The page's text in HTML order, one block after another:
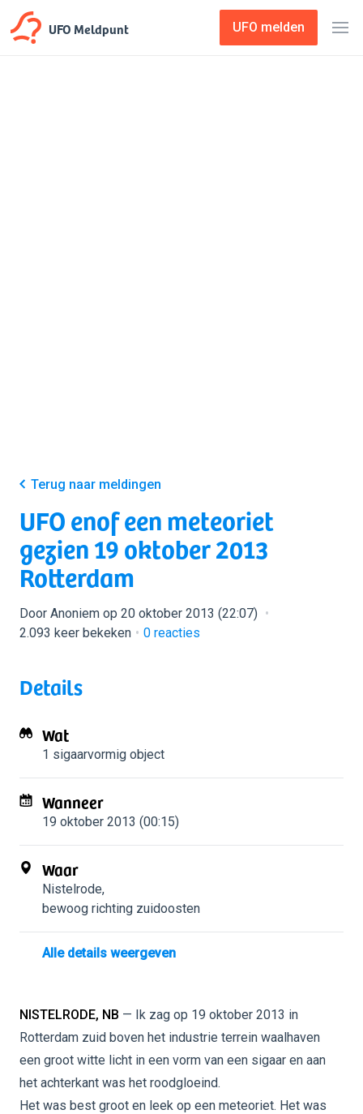
UFO Meldpunt UFO melden
Terug naar meldingen
UFO enof een meteoriet
gezien 19 oktober 2013
Rotterdam
Door Anoniem op 20 oktober 2013 (22:07)
2.093 keer bekeken
0 reacties
Details
Wat
1 sigaarvormig object
Wanneer
19 oktober 2013 (00:15)
Waar
Nistelrode,
bewoog richting zuidoosten
Alle details weergeven
NISTELRODE, NB — Ik zag op 19 oktober 2013 in
Rotterdam zuid boven het industrie terrein waalhaven
een groot witte licht in een vorm van een sigaar en aan
het achterkant was het roodgloeind.
Het was best groot en leek op een meteoriet. Het was